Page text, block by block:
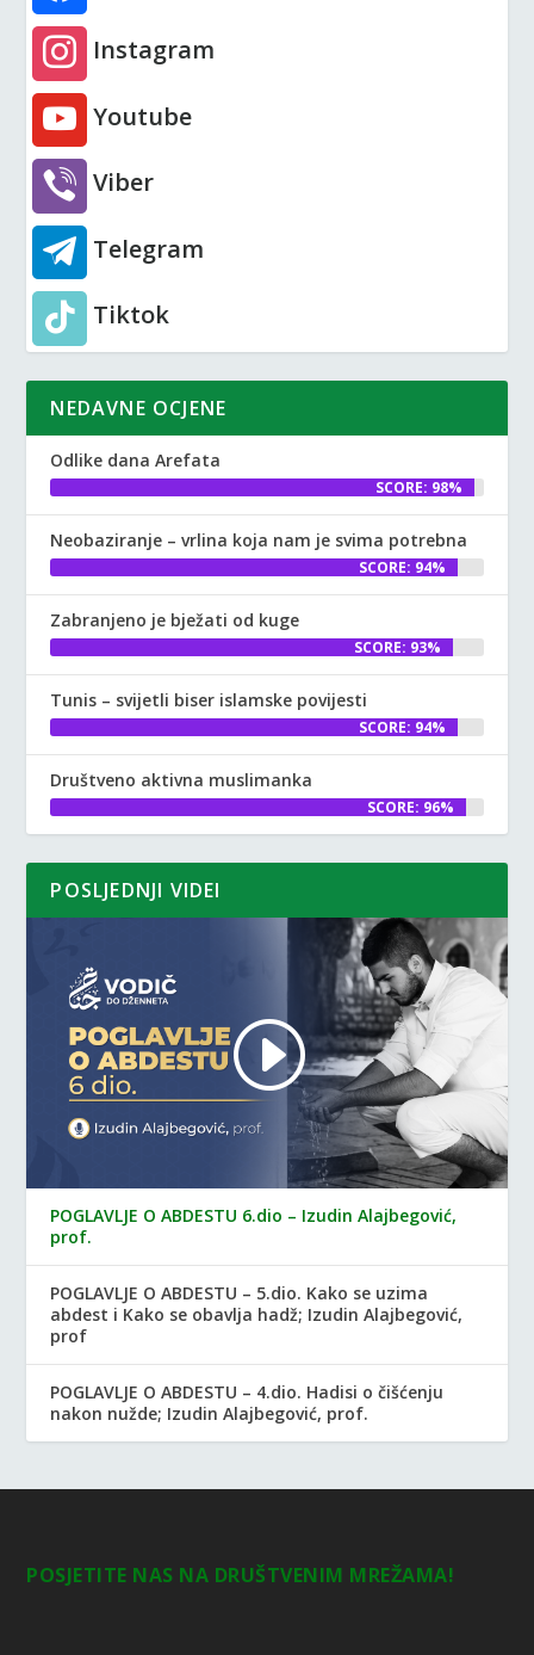
Instagram
Youtube
Viber
Telegram
Tiktok
NEDAVNE OCJENE
Odlike dana Arefata
SCORE: 98%
Neobaziranje – vrlina koja nam je svima potrebna
SCORE: 94%
Zabranjeno je bježati od kuge
SCORE: 93%
Tunis – svijetli biser islamske povijesti
SCORE: 94%
Društveno aktivna muslimanka
SCORE: 96%
POSLJEDNJI VIDEI
POGLAVLJE O ABDESTU 6.dio – Izudin Alajbegović,
prof.
POGLAVLJE O ABDESTU – 5.dio. Kako se uzima
abdest i Kako se obavlja hadž; Izudin Alajbegović,
prof
POGLAVLJE O ABDESTU – 4.dio. Hadisi o čišćenju
nakon nužde; Izudin Alajbegović, prof.
POSJETITE NAS NA DRUŠTVENIM MREŽAMA!